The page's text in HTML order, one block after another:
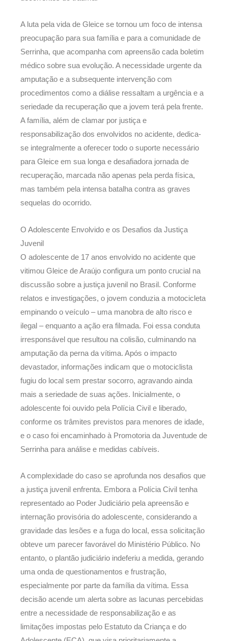
A luta pela vida de Gleice se tornou um foco de intensa
preocupação para sua família e para a comunidade de
Serrinha, que acompanha com apreensão cada boletim
médico sobre sua evolução. A necessidade urgente da
amputação e a subsequente intervenção com
procedimentos como a diálise ressaltam a urgência e a
seriedade da recuperação que a jovem terá pela frente.
A família, além de clamar por justiça e
responsabilização dos envolvidos no acidente, dedica-
se integralmente a oferecer todo o suporte necessário
para Gleice em sua longa e desafiadora jornada de
recuperação, marcada não apenas pela perda física,
mas também pela intensa batalha contra as graves
sequelas do ocorrido.
O Adolescente Envolvido e os Desafios da Justiça
Juvenil
O adolescente de 17 anos envolvido no acidente que
vitimou Gleice de Araújo configura um ponto crucial na
discussão sobre a justiça juvenil no Brasil. Conforme
relatos e investigações, o jovem conduzia a motocicleta
empinando o veículo – uma manobra de alto risco e
ilegal – enquanto a ação era filmada. Foi essa conduta
irresponsável que resultou na colisão, culminando na
amputação da perna da vítima. Após o impacto
devastador, informações indicam que o motociclista
fugiu do local sem prestar socorro, agravando ainda
mais a seriedade de suas ações. Inicialmente, o
adolescente foi ouvido pela Polícia Civil e liberado,
conforme os trâmites previstos para menores de idade,
e o caso foi encaminhado à Promotoria da Juventude de
Serrinha para análise e medidas cabíveis.
A complexidade do caso se aprofunda nos desafios que
a justiça juvenil enfrenta. Embora a Polícia Civil tenha
representado ao Poder Judiciário pela apreensão e
internação provisória do adolescente, considerando a
gravidade das lesões e a fuga do local, essa solicitação
obteve um parecer favorável do Ministério Público. No
entanto, o plantão judiciário indeferiu a medida, gerando
uma onda de questionamentos e frustração,
especialmente por parte da família da vítima. Essa
decisão acende um alerta sobre as lacunas percebidas
entre a necessidade de responsabilização e as
limitações impostas pelo Estatuto da Criança e do